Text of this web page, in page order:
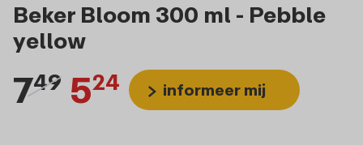
Beker Bloom 300 ml - Pebble
yellow
749 524 informeer mij